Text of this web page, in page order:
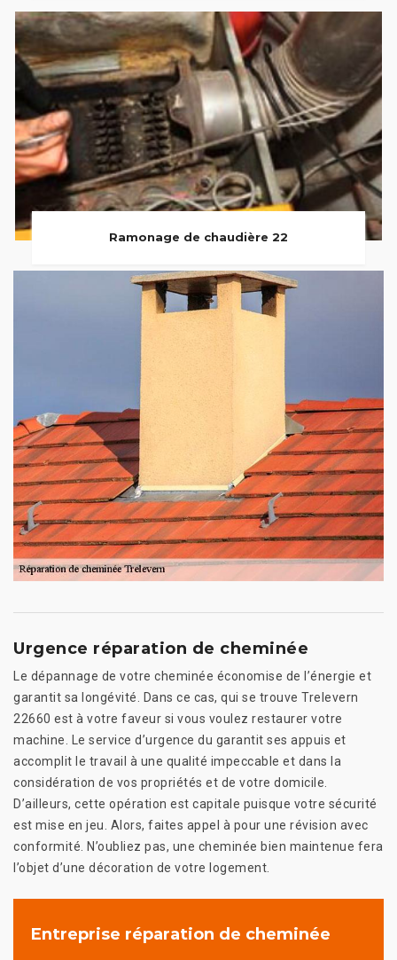
Ramonage de chaudière 22
Urgence réparation de cheminée
Le dépannage de votre cheminée économise de l’énergie et
garantit sa longévité. Dans ce cas, qui se trouve Trelevern
22660 est à votre faveur si vous voulez restaurer votre
machine. Le service d’urgence du garantit ses appuis et
accomplit le travail à une qualité impeccable et dans la
considération de vos propriétés et de votre domicile.
D’ailleurs, cette opération est capitale puisque votre sécurité
est mise en jeu. Alors, faites appel à pour une révision avec
conformité. N’oubliez pas, une cheminée bien maintenue fera
l’objet d’une décoration de votre logement.
Entreprise réparation de cheminée